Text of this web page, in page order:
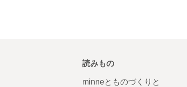
読みもの
minneとものづくりと